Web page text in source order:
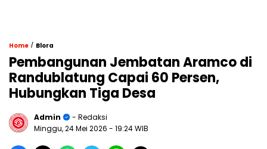
Home / Blora
Pembangunan Jembatan Aramco di
Randublatung Capai 60 Persen,
Hubungkan Tiga Desa
Admin
- Redaksi
Minggu, 24 Mei 2026 - 19:24 WIB